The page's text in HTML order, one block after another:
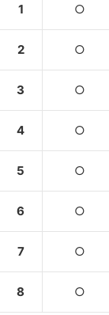
1 ○
2 ○
3 ○
4 ○
5 ○
6 ○
7 ○
8 ○